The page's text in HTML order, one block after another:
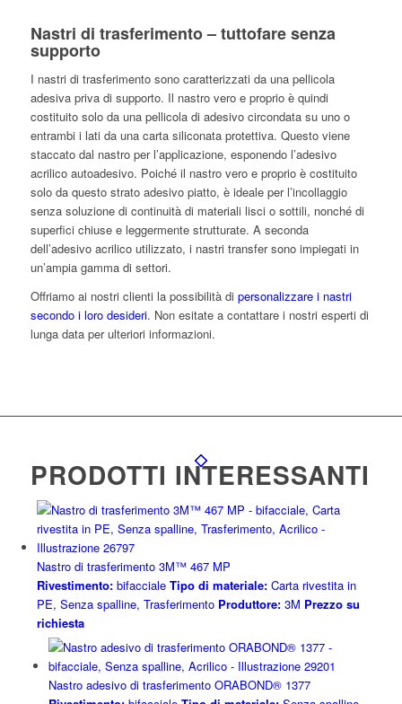
Nastri di trasferimento – tuttofare senza
supporto
I nastri di trasferimento sono caratterizzati da una pellicola
adesiva priva di supporto. Il nastro vero e proprio è quindi
costituito solo da una pellicola di adesivo circondata su uno o
entrambi i lati da una carta siliconata protettiva. Questo viene
staccato dal nastro per l’applicazione, esponendo l’adesivo
acrilico autoadesivo. Poiché il nastro vero e proprio è costituito
solo da questo strato adesivo piatto, è ideale per l’incollaggio
senza soluzione di continuità di materiali lisci o sottili, nonché di
superfici chiuse e leggermente strutturate. A seconda
dell’adesivo acrilico utilizzato, i nastri transfer sono impiegati in
un’ampia gamma di settori.
Offriamo ai nostri clienti la possibilità di personalizzare i nastri
secondo i loro desideri. Non esitate a contattare i nostri esperti di
lunga data per ulteriori informazioni.
PRODOTTI INTERESSANTI
Nastro di trasferimento 3M™ 467 MP
Rivestimento:bifacciale Tipo di materiale:Carta rivestita in
PE, Senza spalline, Trasferimento Produttore:3M Prezzo su
richiesta
Nastro adesivo di trasferimento ORABOND® 1377